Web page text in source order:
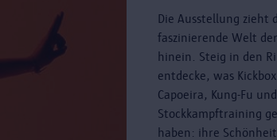
Die Ausstellung zieht
faszinierende Welt
hinein. Steig in den
entdecke, was
Capoeira, Kung-Fu
Stockkampftraining
haben: ihre